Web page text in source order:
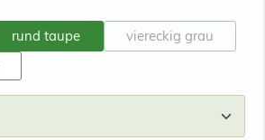
rund taupe viereckig grau
(Diese Option